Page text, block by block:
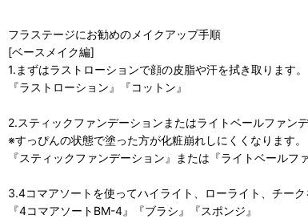
フラステージにお勧めのメイクアップ手順
[ベースメイク編]
1.まずはラストローションで顔の皮脂や汗を拭き取ります。
『ラストローション』『コットン』
2.スティックファンデーションまたはライトベールファン
※すっぴんの状態で塗った方が化粧崩れしにくくなります。
『スティックファンデーション』または『ライトベールフ
3.4コマアソートを使ってハイライト、ローライト、チーク
『4コマアソートBM-4』『ブラシ』『スポンジ』